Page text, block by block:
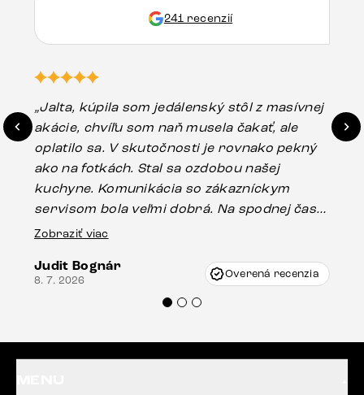
241 recenzií
„Jalta, kúpila som jedálenský stôl z masívnej
akácie, chvíľu som naň musela čakať, ale
oplatilo sa. V skutočnosti je rovnako pekný
ako na fotkách. Stal sa ozdobou našej
kuchyne. Komunikácia so zákazníckym
servisom bola veľmi dobrá. Na spodnej časti
stola bolo malé poškodenie, pravdepodobne
Vincze pri riešení mojej záležitosti pristúpili
veľmi korektne. Odporúčam produkty Delife
Zobraziť viac
Judit Bognár
8. 7. 2026 Overená recenzia